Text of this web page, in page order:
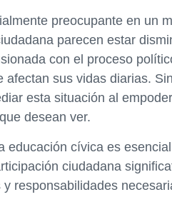
preocupante en un
parecen estar
con el proceso
afectan sus vidas diarias.
esta situación al
desean ver.
educación cívica es
ciudadana
responsabilidades